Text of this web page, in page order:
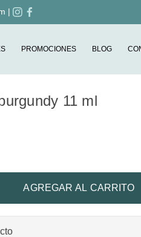
|
PROMOCIONES BLOG
11 ml